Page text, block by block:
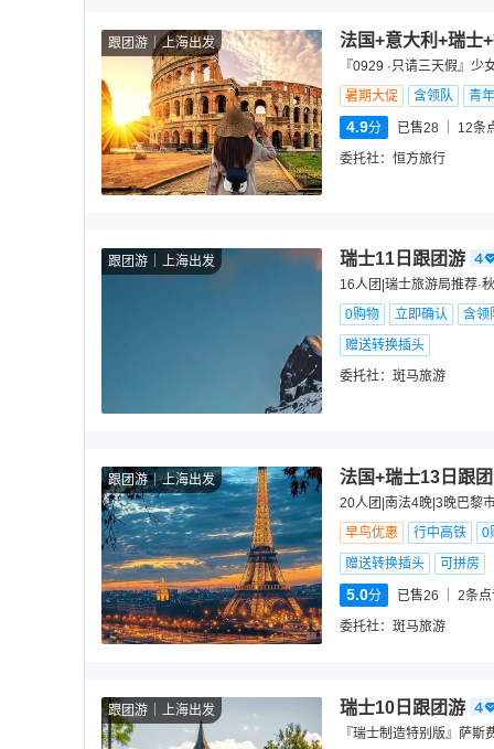
跟团游 上海出发 法国+意大利+瑞士
『0929 ·只请三天假』
暑期大促
含领队 青
4.9分 已售28 12条
委托社： 恒方旅行
跟团游 上海出发 瑞士11日跟团游
16人团|瑞士旅游局推荐·
0购物
立即确认
含领
赠送转换插头
委托社： 斑马旅游
跟团游 上海出发 法国+瑞士13日跟
20人团|南法4晚|3晚巴黎
早鸟优惠
行中高铁
0
赠送转换插头
可拼房
5.0分 已售26 2条
委托社： 斑马旅游
跟团游 上海出发 瑞士10日跟团游
『瑞士制造特别版』萨